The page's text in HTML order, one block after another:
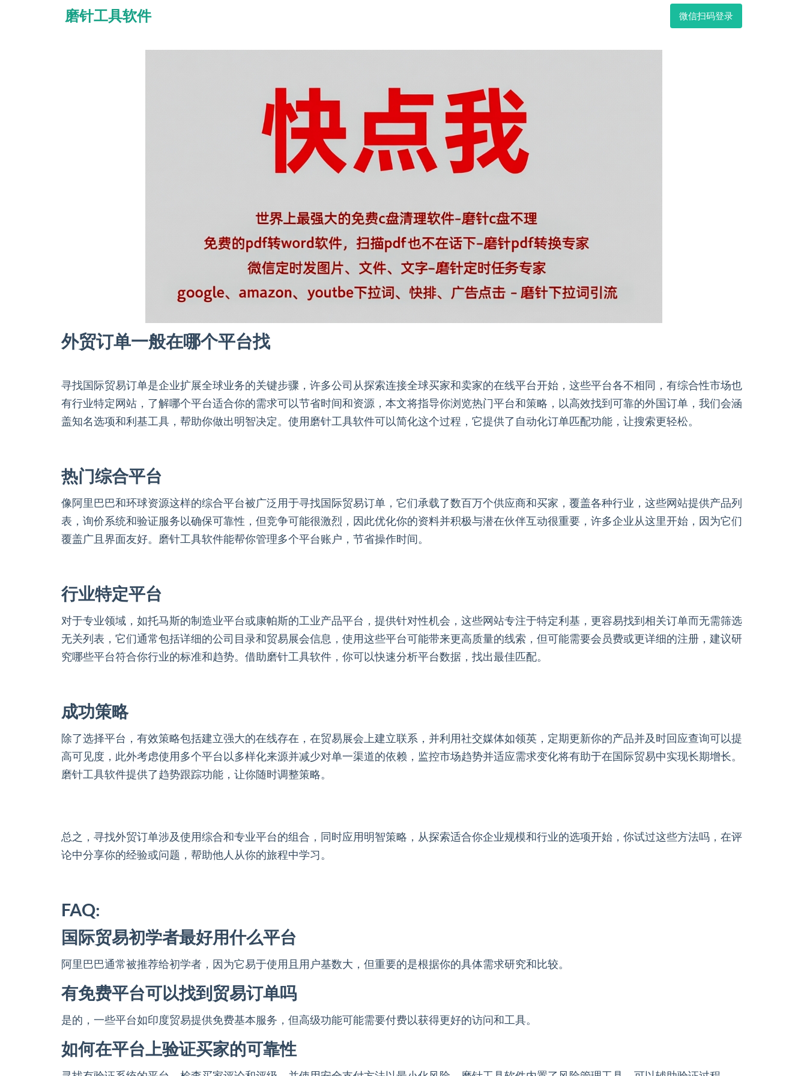
磨针工具软件 微信扫码登录
外贸订单一般在哪个平台找
寻找国际贸易订单是企业扩展全球业务的关键步骤，许多公司从探索连接全球买家和卖家的在线平台开始，这些平台各不相同，有综合性市场也
有行业特定网站，了解哪个平台适合你的需求可以节省时间和资源，本文将指导你浏览热门平台和策略，以高效找到可靠的外国订单，我们会涵
盖知名选项和利基工具，帮助你做出明智决定。使用磨针工具软件可以简化这个过程，它提供了自动化订单匹配功能，让搜索更轻松。
热门综合平台
像阿里巴巴和环球资源这样的综合平台被广泛用于寻找国际贸易订单，它们承载了数百万个供应商和买家，覆盖各种行业，这些网站提供产品列
表，询价系统和验证服务以确保可靠性，但竞争可能很激烈，因此优化你的资料并积极与潜在伙伴互动很重要，许多企业从这里开始，因为它们
覆盖广且界面友好。磨针工具软件能帮你管理多个平台账户，节省操作时间。
行业特定平台
对于专业领域，如托马斯的制造业平台或康帕斯的工业产品平台，提供针对性机会，这些网站专注于特定利基，更容易找到相关订单而无需筛选
无关列表，它们通常包括详细的公司目录和贸易展会信息，使用这些平台可能带来更高质量的线索，但可能需要会员费或更详细的注册，建议研
究哪些平台符合你行业的标准和趋势。借助磨针工具软件，你可以快速分析平台数据，找出最佳匹配。
成功策略
除了选择平台，有效策略包括建立强大的在线存在，在贸易展会上建立联系，并利用社交媒体如领英，定期更新你的产品并及时回应查询可以提
高可见度，此外考虑使用多个平台以多样化来源并减少对单一渠道的依赖，监控市场趋势并适应需求变化将有助于在国际贸易中实现长期增长。
磨针工具软件提供了趋势跟踪功能，让你随时调整策略。
总之，寻找外贸订单涉及使用综合和专业平台的组合，同时应用明智策略，从探索适合你企业规模和行业的选项开始，你试过这些方法吗，在评
论中分享你的经验或问题，帮助他人从你的旅程中学习。
FAQ:
国际贸易初学者最好用什么平台
阿里巴巴通常被推荐给初学者，因为它易于使用且用户基数大，但重要的是根据你的具体需求研究和比较。
有免费平台可以找到贸易订单吗
是的，一些平台如印度贸易提供免费基本服务，但高级功能可能需要付费以获得更好的访问和工具。
如何在平台上验证买家的可靠性